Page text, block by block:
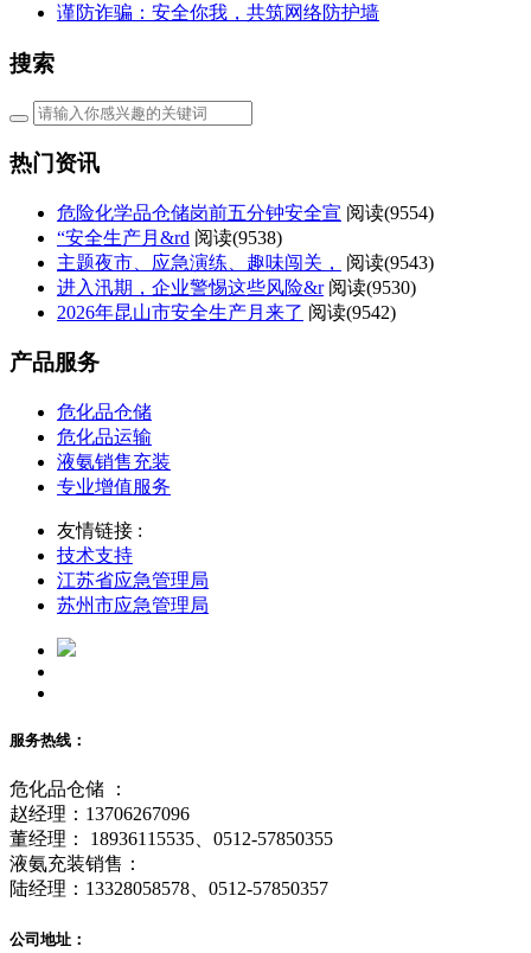
谨防诈骗：安全你我，共筑网络防护墙
搜索
热门资讯
危险化学品仓储岗前五分钟安全宣 阅读(9554)
“安全生产月&rd 阅读(9538)
主题夜市、应急演练、趣味闯关，
阅读(9543)
进入汛期，企业警惕这些风险&r 阅读(9530)
2026年昆山市安全生产月来了 阅读(9542)
产品服务
危化品仓储
危化品运输
液氨销售充装
专业增值服务
友情链接 :
技术支持
江苏省应急管理局
苏州市应急管理局
服务热线：
危化品仓储 ：
赵经理：13706267096
董经理： 18936115535、0512-57850355
液氨充装销售：
陆经理：13328058578、0512-57850357
公司地址：